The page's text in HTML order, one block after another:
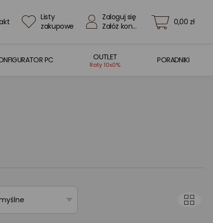
Listy
zakupowe
Zaloguj się
Załóż konto
0,00 zł
PC OUTLET
Raty 10x0%
PORADNIKI